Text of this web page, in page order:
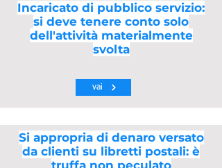
Incaricato di pubblico servizio:
si deve tenere conto solo
dell'attività materialmente
svolta
vai
Si appropria di denaro versato
da clienti su libretti postali: è
truffa non peculato